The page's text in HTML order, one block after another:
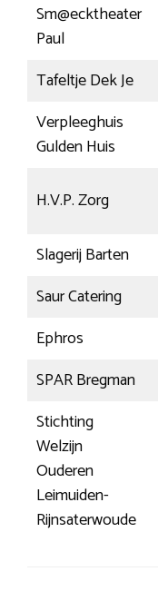
Sm@ecktheater
Paul
Tafeltje Dek Je
Verpleeghuis
Gulden Huis
H.V.P. Zorg
Slagerij Barten
Saur Catering
Ephros
SPAR Bregman
Stichting
Welzijn
Ouderen
Leimuiden-
Rijnsaterwoude